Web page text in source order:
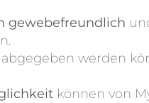
gewebefreundlich
werden
können von